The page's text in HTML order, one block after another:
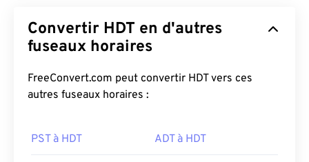
Convertir HDT en d'autres
fuseaux horaires
FreeConvert.com peut convertir HDT vers ces
autres fuseaux horaires :
PST à HDT ADT à HDT